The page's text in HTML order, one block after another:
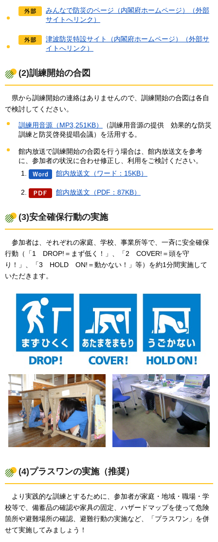
みんなで防災のページ（内閣府ホームページ）（外部
サイトへリンク）
津波防災特設サイト（内閣府ホームページ）（外部サ
イトへリンク）
(2)訓練開始の合図
県から訓練開始の連絡はありませんので、訓練開始の合図は各自
で検討してください。
訓練用音源（MP3,251KB） （訓練用音源の提供
効果的な防災
訓練と防災啓発提唱会議）を活用する。
館内放送で訓練開始の合図を行う場合は、館内放送文を参考
に、参加者の状況に合わせ修正し、利用をご検討ください。
館内放送文（ワード：15KB）
館内放送文（PDF：87KB）
(3)安全確保行動の実施
参加者は、それぞれの家庭、学校、事業所等で、一斉に安全確保
行動（「1
DROP!＝まず低く！」、「2 COVER!＝頭を守
り！」、「3
HOLD ON!＝動かない！」等）を約1分間実施して
いただきます。
(4)プラスワンの実施（推奨）
より実践的な訓練とするために、参加者が家庭・地域・職場・学
校等で、備蓄品の確認や家具の固定、ハザードマップを使って危険
箇所や避難場所の確認、避難行動の実施など、「プラスワン」を併
せて実施してみましょう！